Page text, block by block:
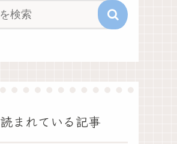
まれている記事